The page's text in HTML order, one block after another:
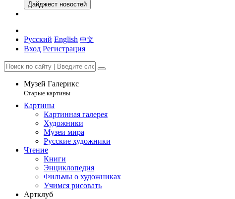
Дайджест новостей
Русский English 中文
Вход Регистрация
Музей Галерикс
Старые картины
Картины
Картинная галерея
Художники
Музеи мира
Русские художники
Чтение
Книги
Энциклопедия
Фильмы о художниках
Учимся рисовать
Артклуб